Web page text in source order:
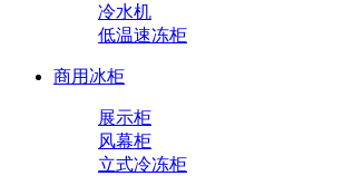
冷水机
低温速冻柜
商用冰柜
展示柜
风幕柜
立式冷冻柜